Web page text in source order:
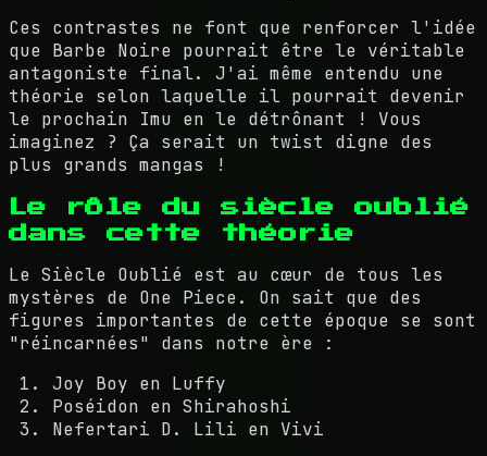
Ces contrastes ne font que renforcer l'idée
que Barbe Noire pourrait être le véritable
antagoniste final. J'ai même entendu une
théorie selon laquelle il pourrait devenir
le prochain Imu en le détrônant ! Vous
imaginez ? Ça serait un twist digne des
plus grands mangas !
Le rôle du siècle oublié
dans cette théorie
Le Siècle Oublié est au cœur de tous les
mystères de One Piece. On sait que des
figures importantes de cette époque se sont
"réincarnées" dans notre ère :
Joy Boy en Luffy
Poséidon en Shirahoshi
Nefertari D. Lili en Vivi